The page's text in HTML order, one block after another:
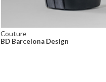
Couture
BD Barcelona Design